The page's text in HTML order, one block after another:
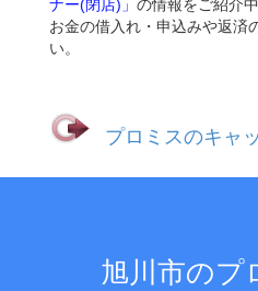
ナー(閉店)」 の情報をご紹介中
お金の借入れ・申込みや返済
い。
プロミスのキャ
旭川市のプ